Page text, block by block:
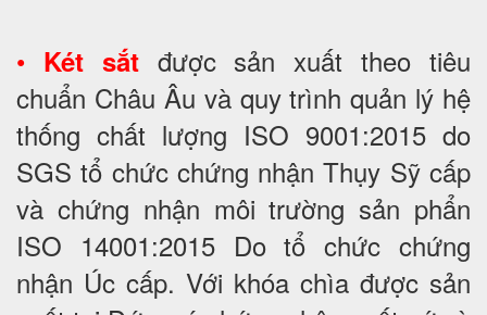
• Két sắtđược sản xuất theo tiêu
chuẩn Châu Âu và quy trình quản lý hệ
thống chất lượng ISO 9001:2015 do
SGS tổ chức chứng nhận Thụy Sỹ cấp
và chứng nhận môi trường sản phẩn
ISO 14001:2015 Do tổ chức chứng
nhận Úc cấp. Với khóa chìa được sản